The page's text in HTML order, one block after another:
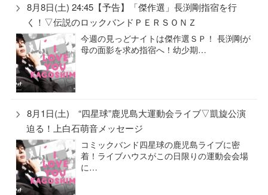
8月8日(土) 24:45【予告】「傑作選」長渕剛指宿を行
く！▽伝説のロックバンドＰＥＲＳＯＮＺ
今週の見っどナイトは傑作選ＳＰ！ 長渕剛が
母の面影を求め指宿へ！幼少期…
8月1日(土) “四星球”鹿児島大運動会ライブ▽凱旋公演
迫る！上白石萌音メッセージ
コミックバンド四星球の鹿児島ライブに密
着！ライブハウスがこの日限りの運動会会場
に…